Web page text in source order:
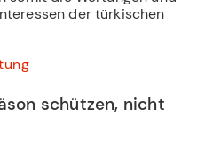
der türkischen
schützen, nicht